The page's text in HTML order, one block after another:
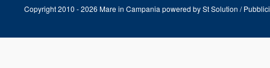
Copyright 2010 - 2026 Mare in Campania powered bySt Solution /